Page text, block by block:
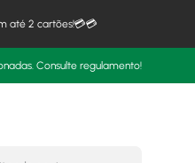
até 2 cartões!💳💳
Consulte regulamento!